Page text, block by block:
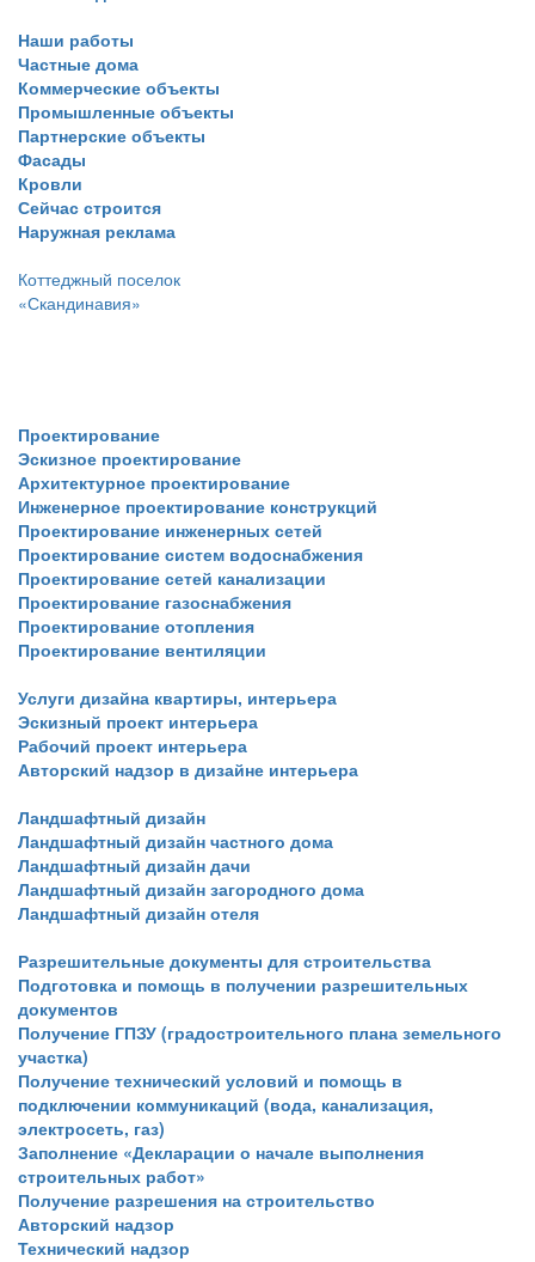
Наши работы
Частные дома
Коммерческие объекты
Промышленные объекты
Партнерские объекты
Фасады
Кровли
Сейчас строится
Наружная реклама
Коттеджный поселок
«Скандинавия»
Проектирование
Эскизное проектирование
Архитектурное проектирование
Инженерное проектирование конструкций
Проектирование инженерных сетей
Проектирование систем водоснабжения
Проектирование сетей канализации
Проектирование газоснабжения
Проектирование отопления
Проектирование вентиляции
Услуги дизайна квартиры, интерьера
Эскизный проект интерьера
Рабочий проект интерьера
Авторский надзор в дизайне интерьера
Ландшафтный дизайн
Ландшафтный дизайн частного дома
Ландшафтный дизайн дачи
Ландшафтный дизайн загородного дома
Ландшафтный дизайн отеля
Разрешительные документы для строительства
Подготовка и помощь в получении разрешительных
документов
Получение ГПЗУ (градостроительного плана земельного
участка)
Получение технический условий и помощь в
подключении коммуникаций (вода, канализация,
электросеть, газ)
Заполнение «Декларации о начале выполнения
строительных работ»
Получение разрешения на строительство
Авторский надзор
Технический надзор